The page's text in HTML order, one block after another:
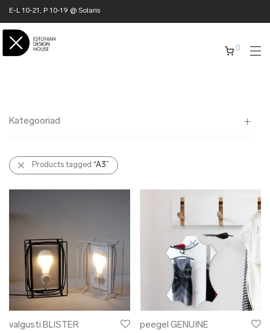
E-L 10-21, P 10-19 @ Solaris
0
Kategooriad
Kõik
✖ KODU
✖ RÕIVAD
✖ ONLY @ EDH
✖ MUU
✖ LÕPUMÜÜK
✖ DISAINERID
Products tagged “A3”
valgusti BLISTER
peegel GENUINE